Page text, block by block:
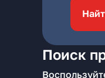
Поиск